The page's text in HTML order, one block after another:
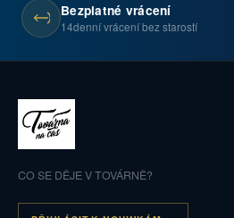
Bezplatné vrácení
14denní vrácení bez starostí
CO SE DĚJE V TOVÁRNĚ?